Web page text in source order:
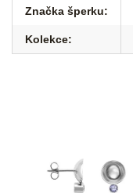
Značka šperku:
Kolekce: